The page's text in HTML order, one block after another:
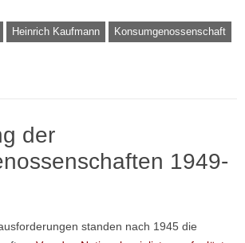
Heinrich Kaufmann
Konsumgenossenschaft
der
1949-
standen nach 1945 die